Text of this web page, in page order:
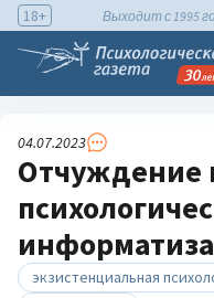
18+ Выходит с 1995
04.07.2023
Отчуждение
экзистенциальная